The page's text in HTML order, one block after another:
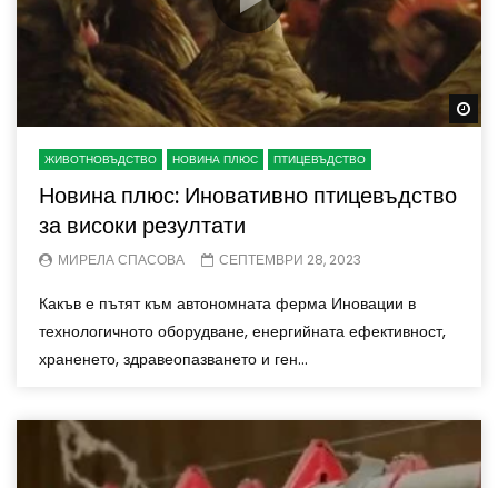
ЖИВОТНОВЪДСТВО НОВИНА ПЛЮС ПТИЦЕВЪДСТВО
Новина плюс: Иновативно птицевъдство
за високи резултати
МИРЕЛА СПАСОВА СЕПТЕМВРИ 28, 2023
Какъв е пътят към автономната ферма Иновации в
технологичното оборудване, енергийната ефективност,
храненето, здравеопазването и ген...